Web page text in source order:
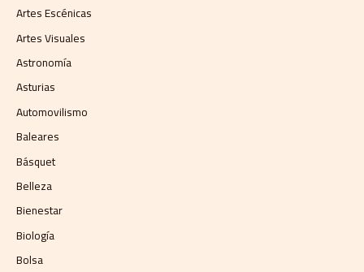
Artes Escénicas
Artes Visuales
Astronomía
Asturias
Automovilismo
Baleares
Básquet
Belleza
Bienestar
Biología
Bolsa